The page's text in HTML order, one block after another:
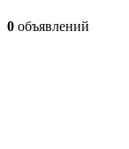
0 объявлений